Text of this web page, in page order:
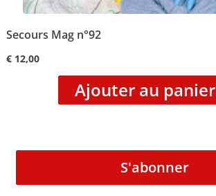
Secours Mag n°92
€12,00
Ajouter au panier
S'abonner